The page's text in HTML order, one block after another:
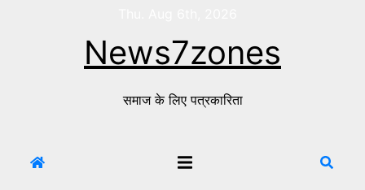
News7zones
समाज के लिए पत्रकारिता